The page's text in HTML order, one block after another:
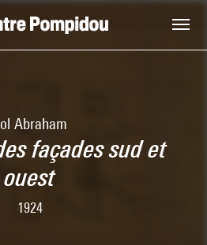
Abraham
façades sud et
ouest
1924